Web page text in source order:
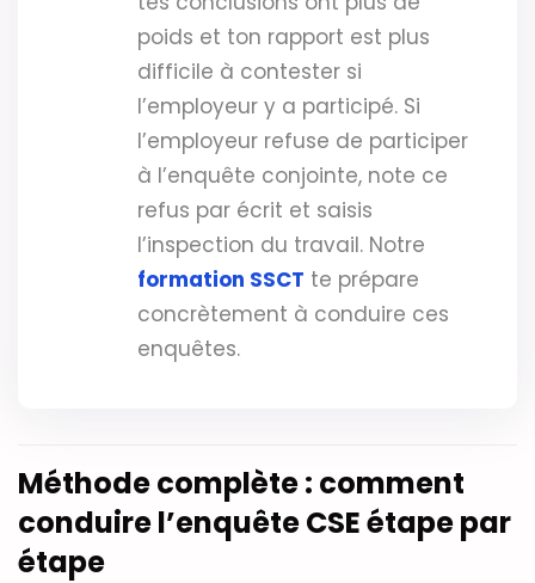
poids et ton rapport est plus
difficile à contester si
l’employeur y a participé. Si
l’employeur refuse de participer
à l’enquête conjointe, note ce
refus par écrit et saisis
l’inspection du travail. Notre
formation SSCT te prépare
concrètement à conduire ces
enquêtes.
Méthode complète : comment
conduire l’enquête CSE étape par
étape